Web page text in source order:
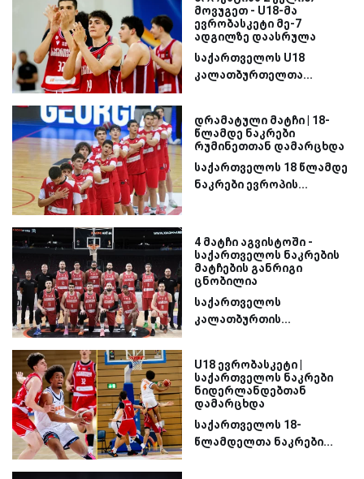
მოვუგეთ - U18-მა
ევრობასკეტი მე-7
ადგილზე დაასრულა
საქართველოს U18
კალათბურთელთა...
დრამატული მატჩი | 18-
წლამდე ნაკრები
რუმინეთთან დამარცხდა
საქართველოს 18 წლამდე
ნაკრები ევროპის...
4 მატჩი აგვისტოში -
საქართველოს ნაკრების
მატჩების განრიგი
ცნობილია
საქართველოს
კალათბურთის...
U18 ევრობასკეტი |
საქართველოს ნაკრები
ნიდერლანდებთან
დამარცხდა
საქართველოს 18-
წლამდელთა ნაკრები...